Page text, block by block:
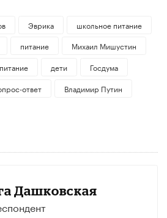
Эврика
школьное питание
питание
Михаил Мишустин
дети
Госдума
ответ
Владимир Путин
Дашковская